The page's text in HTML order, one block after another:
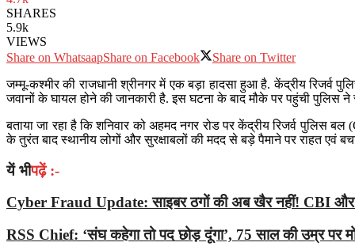
SHARES
5.9k
VIEWS
Share on WhatsaapShare on Facebook
Share on Twitter
जम्मू-कश्मीर की राजधानी श्रीनगर में एक बड़ा हादसा हुआ है. केंद्रीय रिजर्व
जवानों के घायल होने की जानकारी है. इस घटना के बाद मौके पर पहुंची पुलिस
बताया जा रहा है कि शनिवार को अहमद नगर रोड पर केंद्रीय रिजर्व
के तुरंत बाद स्थानीय लोगों और सुरक्षाबलों की मदद से बड़े पैमाने पर राहत एवं
यें भीपढ़ें :-
Cyber Fraud Update: साइबर ठगों की अब खैर नहीं! CBI और
RSS Chief: ‘संघ कहेगा तो पद छोड़ दूंगा’, 75 साल की उम्र पर